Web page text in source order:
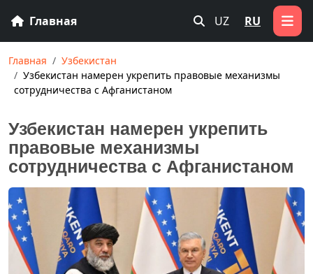
Главная UZ RU
Главная
Узбекистан
Узбекистан намерен укрепить правовые механизмы
сотрудничества с Афганистаном
Узбекистан намерен укрепить
правовые механизмы
сотрудничества с Афганистаном